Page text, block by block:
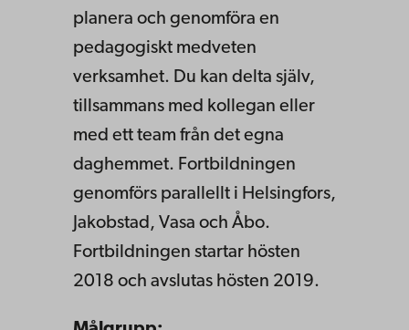
planera och genomföra en
pedagogiskt medveten
verksamhet. Du kan delta själv,
tillsammans med kollegan eller
med ett team från det egna
daghemmet. Fortbildningen
genomförs parallellt i Helsingfors,
Jakobstad, Vasa och Åbo.
Fortbildningen startar hösten
2018 och avslutas hösten 2019.